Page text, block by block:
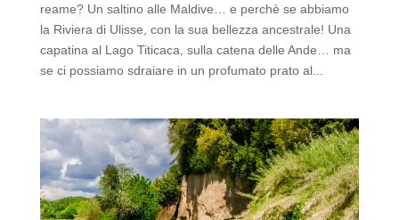
reame? Un saltino alle Maldive… e perchè se abbiamo
la Riviera di Ulisse, con la sua bellezza ancestrale! Una
capatina al Lago Titicaca, sulla catena delle Ande… ma
se ci possiamo sdraiare in un profumato prato al...